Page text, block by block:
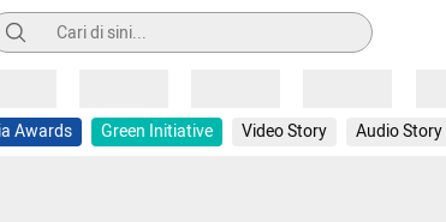
Awards Green Initiative Video Story Audio Story